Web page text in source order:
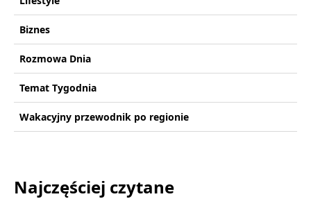
Biznes
Rozmowa Dnia
Temat Tygodnia
Wakacyjny przewodnik po regionie
Najczęściej czytane